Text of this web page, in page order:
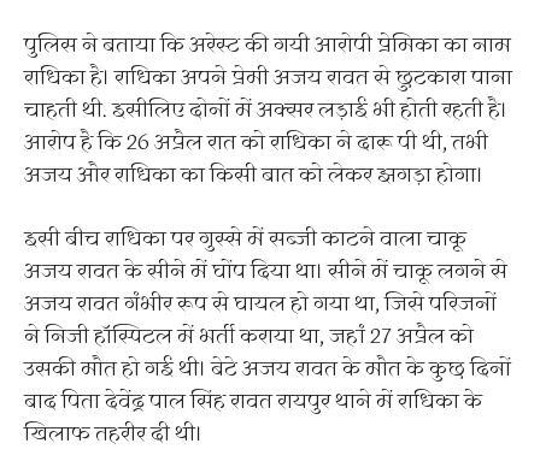
पुलिस ने बताया कि अरेस्ट की गयी आरोपी प्रेमिका का नाम
राधिका है। राधिका अपने प्रेमी अजय रावत से छुटकारा पाना
चाहती थी. इसीलिए दोनों में अक्सर लड़ाई भी होती रहती है।
आरोप है कि 26 अप्रैल रात को राधिका ने दारू पी थी, तभी
अजय और राधिका का किसी बात को लेकर झगड़ा होगा।
इसी बीच राधिका पर गुस्से में सब्जी काटने वाला चाकू
अजय रावत के सीने में घोंप दिया था। सीने में चाकू लगने से
अजय रावत गंभीर रूप से घायल हो गया था, जिसे परिजनों
ने निजी हॉस्पिटल में भर्ती कराया था, जहां 27 अप्रैल को
उसकी मौत हो गई थी। बेटे अजय रावत के मौत के कुछ दिनों
बाद पिता देवेंद्र पाल सिंह रावत रायपुर थाने में राधिका के
खिलाफ तहरीर दी थी।